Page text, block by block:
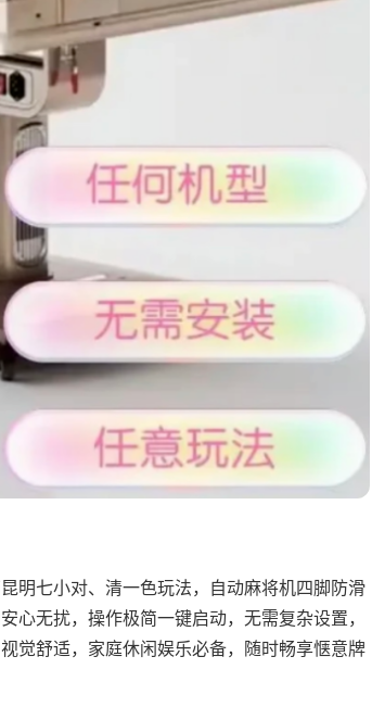
明七小对、清一色玩法，自动麻将机四脚防滑
心无扰，操作极简一键启动，无需复杂设置，
觉舒适，家庭休闲娱乐必备，随时畅享惬意牌